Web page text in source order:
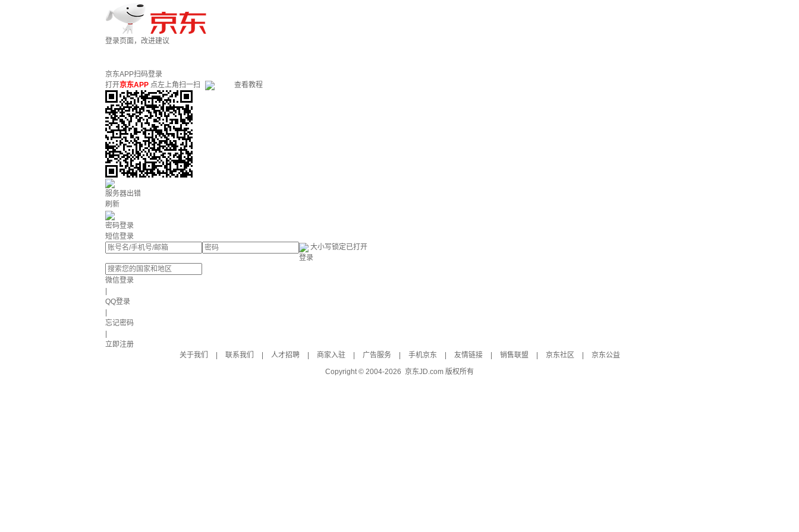
登录页面，改进建议
京东APP扫码登录
打开京东APP 点左上角扫一扫 查看教程
服务器出错
刷新
密码登录
短信登录
大小写锁定已打开
登录
微信登录
QQ登录
忘记密码
立即注册
关于我们
联系我们 人才招聘 商家入驻 广告服务 手机京东 友情链接 销售联盟 京东社区
京东公益
Copyright © 2004-2026 京东JD.com 版权所有